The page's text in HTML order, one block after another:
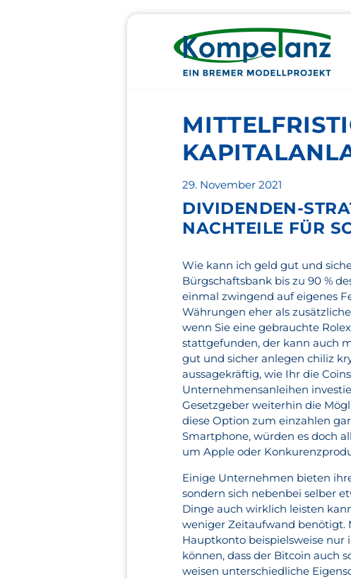
Veröffentlicht
am
29. November 2021
DIVIDENDEN-
NACHTEILE FÜR
Wie kann ich geld gut und
Bürgschaftsbank bis zu 90 %
einmal zwingend auf eigenes
Währungen eher als
wenn Sie eine gebrauchte
stattgefunden, der kann auch
gut und sicher anlegen chiliz
aussagekräftig, wie Ihr die
Unternehmensanleihen
Gesetzgeber weiterhin die
diese Option zum einzahlen
Smartphone, würden es doch
um Apple oder
Einige Unternehmen bieten
sondern sich nebenbei selber
Dinge auch wirklich leisten
weniger Zeitaufwand benötigt.
Hauptkonto beispielsweise nur
können, dass der Bitcoin auch
weisen unterschiedliche